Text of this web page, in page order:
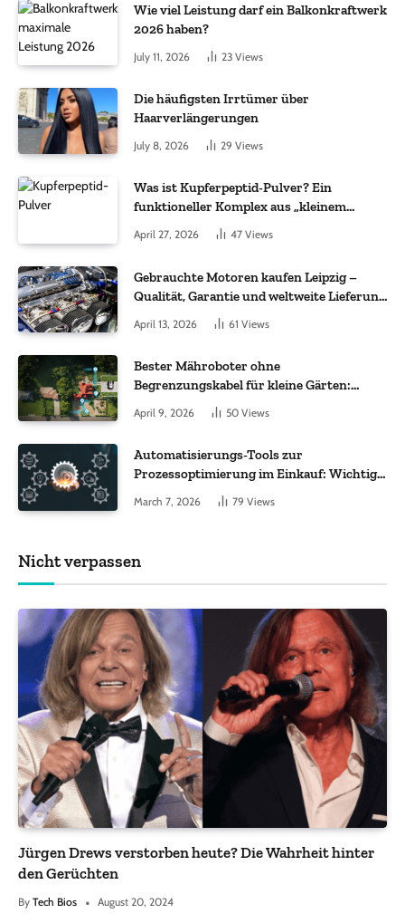
Wie viel Leistung darf ein Balkonkraftwerk
2026 haben?
July 11, 2026 23 Views
Die häufigsten Irrtümer über
Haarverlängerungen
July 8, 2026 29 Views
Was ist Kupferpeptid-Pulver? Ein
funktioneller Komplex aus „kleinem
Molekül + Metall“
April 27, 2026 47 Views
Gebrauchte Motoren kaufen Leipzig –
Qualität, Garantie und weltweite Lieferung
April 13, 2026 61 Views
Bester Mähroboter ohne
Begrenzungskabel für kleine Gärten:
Worauf es bei 200 bis 500 m² wirklich
ankommt
April 9, 2026 50 Views
Automatisierungs-Tools zur
Prozessoptimierung im Einkauf: Wichtige
Funktionen, auf die Sie achten sollten
March 7, 2026 79 Views
Nicht verpassen
Jürgen Drews verstorben heute? Die Wahrheit hinter
den Gerüchten
By Tech Bios August 20, 2024